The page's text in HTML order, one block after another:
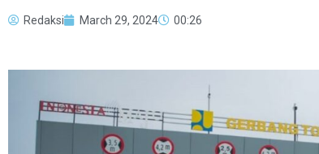
Redaksi March 29, 2024 00:26